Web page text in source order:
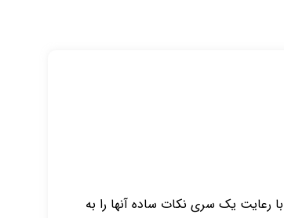
رعایت یک سری نکات ساده آنها را به